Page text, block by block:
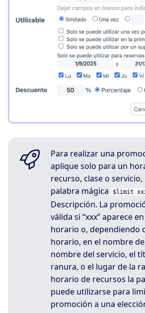
Para realizar una
aplique solo para un
recurso, clase o
palabra mágica
$limit
Descripción. La
válida si “xxx” aparece
horario o, dependiendo
horario, en el nombre
nombre del servicio, el
ranura, o el lugar de la
horario de recursos la
puede utilizarse para
promoción a una